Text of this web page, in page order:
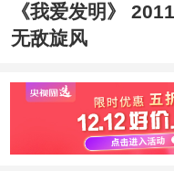
《我爱发明》
无敌旋风